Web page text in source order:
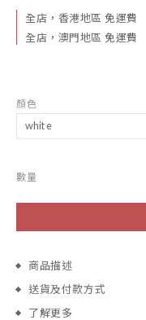
全店，香港地區 免運費
全店，澳門地區 免運費
顏色
數量
商品描述
送貨及付款方式
了解更多